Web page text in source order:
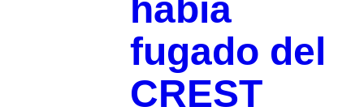
había
fugado del
CREST